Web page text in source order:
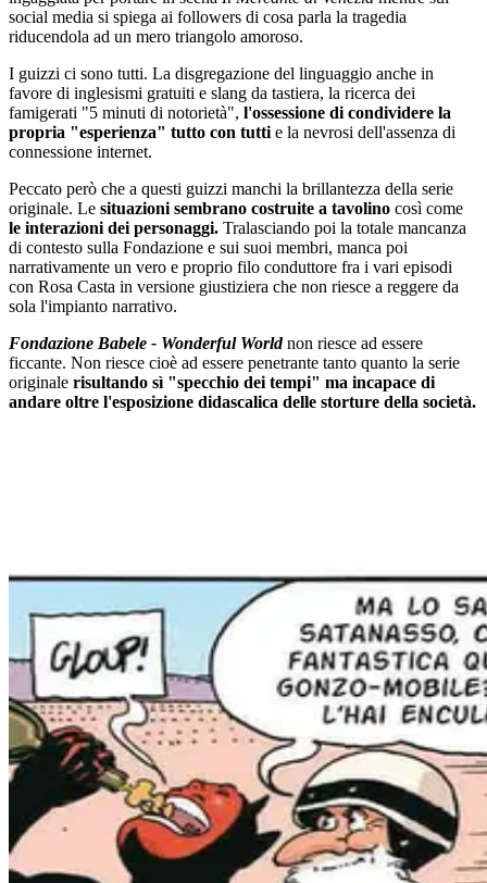
social media si spiega ai followers di cosa parla la tragedia
riducendola ad un mero triangolo amoroso.
I guizzi ci sono tutti. La disgregazione del linguaggio anche in
favore di inglesismi gratuiti e slang da tastiera, la ricerca dei
famigerati "5 minuti di notorietà", l'ossessione di condividere la
propria "esperienza" tutto con tutti e la nevrosi dell'assenza di
connessione internet.
Peccato però che a questi guizzi manchi la brillantezza della serie
originale. Le situazioni sembrano costruite a tavolino così come
le interazioni dei personaggi. Tralasciando poi la totale mancanza
di contesto sulla Fondazione e sui suoi membri, manca poi
narrativamente un vero e proprio filo conduttore fra i vari episodi
con Rosa Casta in versione giustiziera che non riesce a reggere da
sola l'impianto narrativo.
Fondazione Babele - Wonderful Worldnon riesce ad essere
ficcante. Non riesce cioè ad essere penetrante tanto quanto la serie
originale risultando sì "specchio dei tempi" ma incapace di
andare oltre l'esposizione didascalica delle storture della società.